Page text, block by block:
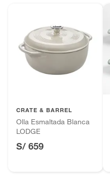
CRATE & BARREL
Olla Esmaltada Blanca
LODGE
S/ 659